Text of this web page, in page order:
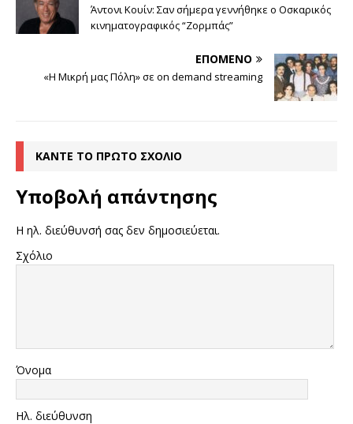
Άντονι Κουίν: Σαν σήμερα γεννήθηκε ο Οσκαρικός
κινηματογραφικός “Ζορμπάς”
ΕΠΌΜΕΝΟ
«Η Μικρή μας Πόλη» σε on demand streaming
ΚΆΝΤΕ ΤΟ ΠΡΏΤΟ ΣΧΌΛΙΟ
Υποβολή απάντησης
Η ηλ. διεύθυνσή σας δεν δημοσιεύεται.
Σχόλιο
Όνομα
Ηλ. διεύθυνση